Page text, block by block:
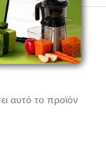
αυτό το προϊόν